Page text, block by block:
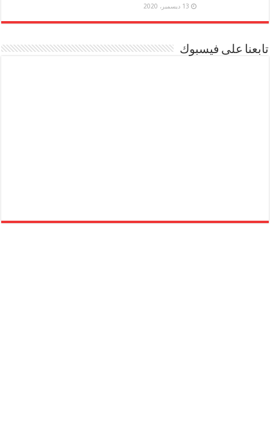
13 ديسمبر، 2020
تابعنا على فيسبوك